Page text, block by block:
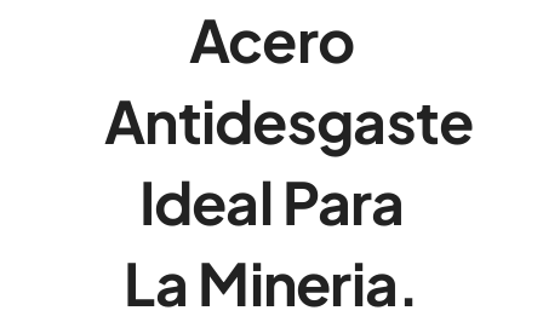
Acero
Antidesgaste
Ideal Para
La Mineria.